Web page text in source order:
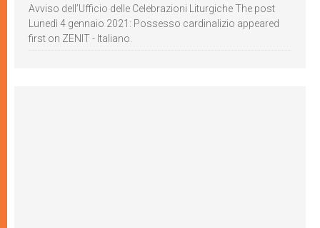
Avviso dell’Ufficio delle Celebrazioni Liturgiche The post
Lunedì 4 gennaio 2021: Possesso cardinalizio appeared
first on ZENIT - Italiano.